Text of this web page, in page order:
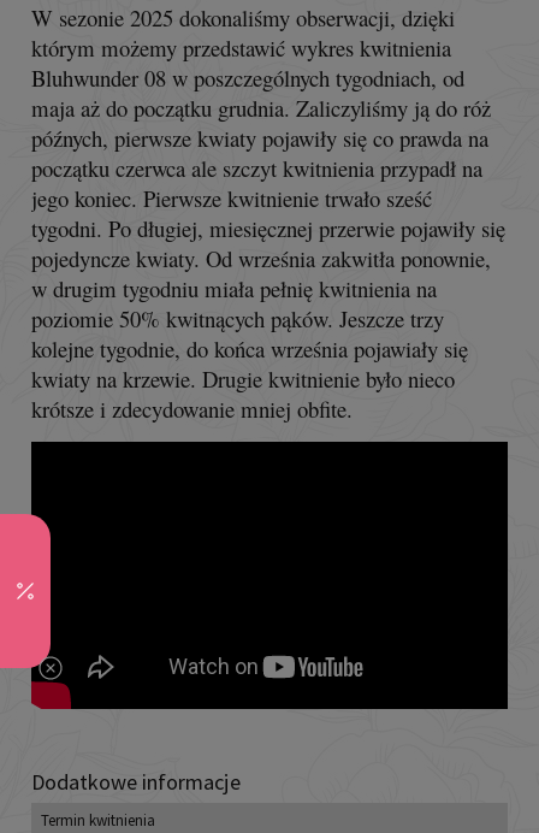
W sezonie 2025 dokonaliśmy obserwacji, dzięki
którym możemy przedstawić wykres kwitnienia
Bluhwunder 08 w poszczególnych tygodniach, od
maja aż do początku grudnia. Zaliczyliśmy ją do róż
późnych, pierwsze kwiaty pojawiły się co prawda na
początku czerwca ale szczyt kwitnienia przypadł na
jego koniec. Pierwsze kwitnienie trwało sześć
tygodni. Po długiej, miesięcznej przerwie pojawiły się
pojedyncze kwiaty. Od września zakwitła ponownie,
w drugim tygodniu miała pełnię kwitnienia na
poziomie 50% kwitnących pąków. Jeszcze trzy
kolejne tygodnie, do końca września pojawiały się
kwiaty na krzewie. Drugie kwitnienie było nieco
krótsze i zdecydowanie mniej obfite.
Dodatkowe informacje
Termin kwitnienia